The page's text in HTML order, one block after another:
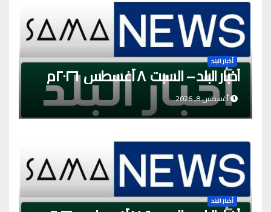
أخبار البلد
أخبار البلد – السبت ٨ أغسطس ٢٠٢٦م
أغسطس 8, 2026
أخبار البلد